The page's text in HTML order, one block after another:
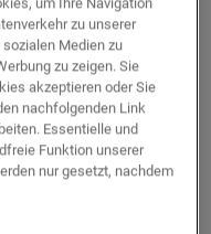
die perfekt zur Farbe
befinden sich nützliche
werden können.
Klebstoff oder der
Sockelleisten zu
um Ihre Navigation
zu unserer
Medien zu
zu zeigen. Sie
akzeptieren oder Sie
nachfolgenden Link
Essentielle und
Funktion unserer
nur gesetzt, nachdem